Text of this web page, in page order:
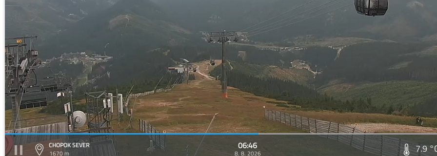
CHOPOK SEVER
1670 m
06:46
8. 8. 2026 7.9